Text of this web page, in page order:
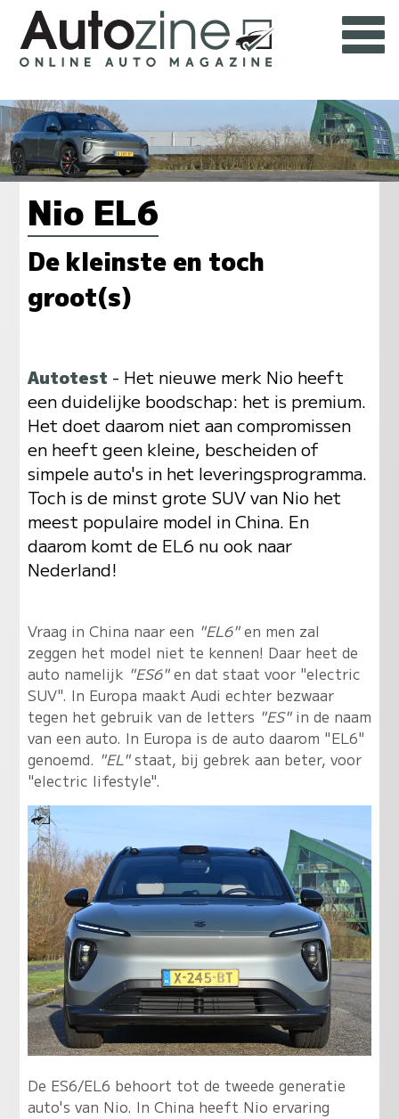
Nio EL6
De kleinste en toch
groot(s)
Autotest - Het nieuwe merk Nio heeft
een duidelijke boodschap: het is premium.
Het doet daarom niet aan compromissen
en heeft geen kleine, bescheiden of
simpele auto's in het leveringsprogramma.
Toch is de minst grote SUV van Nio het
meest populaire model in China. En
daarom komt de EL6 nu ook naar
Nederland!
Vraag in China naar een "EL6"en men zal
zeggen het model niet te kennen! Daar heet de
auto namelijk "ES6"en dat staat voor "electric
SUV". In Europa maakt Audi echter bezwaar
tegen het gebruik van de letters "ES"in de naam
van een auto. In Europa is de auto daarom "EL6"
genoemd. "EL"staat, bij gebrek aan beter, voor
"electric lifestyle".
De ES6/EL6 behoort tot de tweede generatie
auto's van Nio. In China heeft Nio ervaring